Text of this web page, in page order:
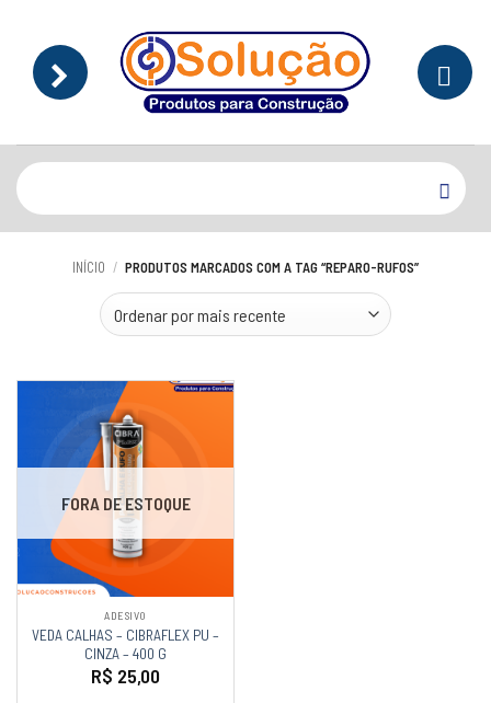
content
Pesquisar
por:
INÍCIO / PRODUTOS MARCADOS COM A TAG “REPARO-RUFOS”
FORA DE ESTOQUE
ADESIVO
VEDA CALHAS – CIBRAFLEX PU –
CINZA – 400 G
R$ 25,00